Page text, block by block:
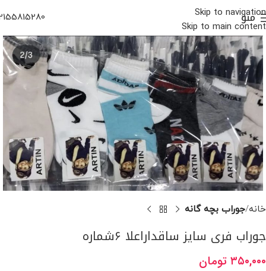
Skip to navigation
Skip to main content
منو
خانه جوراب بچه گانه
جوراب فری سایز ساقداراعلا ۶شماره
۳۵۰,۰۰۰ تومان